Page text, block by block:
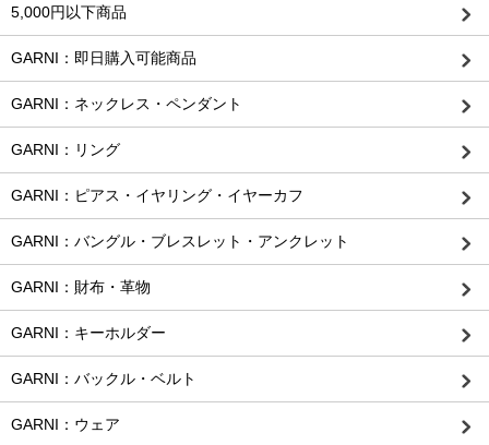
5,000円以下商品
GARNI：即日購入可能商品
GARNI：ネックレス・ペンダント
GARNI：リング
GARNI：ピアス・イヤリング・イヤーカフ
GARNI：バングル・ブレスレット・アンクレット
GARNI：財布・革物
GARNI：キーホルダー
GARNI：バックル・ベルト
GARNI：ウェア